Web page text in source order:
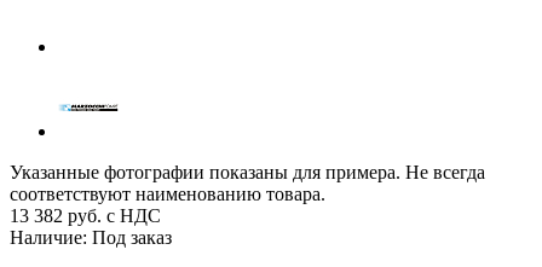
Указанные фотографии показаны для примера. Не всегда
соответствуют наименованию товара.
13 382 руб. с НДС
Наличие: Под заказ